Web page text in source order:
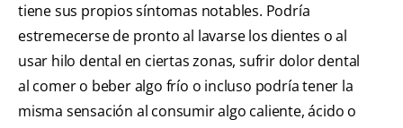
tiene sus propios síntomas notables. Podría
estremecerse de pronto al lavarse los dientes o al
usar hilo dental en ciertas zonas, sufrir dolor dental
al comer o beber algo frío o incluso podría tener la
misma sensación al consumir algo caliente, ácido o